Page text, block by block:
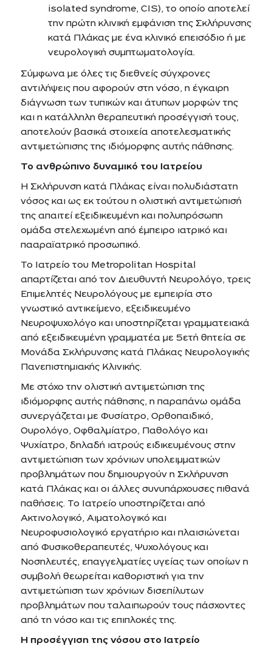
isolated syndrome, CIS), το οποίο αποτελεί
την πρώτη κλινική εμφάνιση της Σκλήρυνσης
κατά Πλάκας με ένα κλινικό επεισόδιο ή με
νευρολογική συμπτωματολογία.
Σύμφωνα με όλες τις διεθνείς σύγχρονες
αντιλήψεις που αφορούν στη νόσο, η έγκαιρη
διάγνωση των τυπικών και άτυπων μορφών της
και η κατάλληλη θεραπευτική προσέγγισή τους,
αποτελούν βασικά στοιχεία αποτελεσματικής
αντιμετώπισης της ιδιόμορφης αυτής πάθησης.
Το ανθρώπινο δυναμικό του Ιατρείου
Η Σκλήρυνση κατά Πλάκας είναι πολυδιάστατη
νόσος και ως εκ τούτου η ολιστική αντιμετώπισή
της απαιτεί εξειδικευμένη και πολυπρόσωπη
ομάδα στελεχωμένη από έμπειρο ιατρικό και
πααραϊατρικό προσωπικό.
Το Ιατρείο του Metropolitan Hospital
απαρτίζεται από τον Διευθυντή Νευρολόγο, τρεις
Επιμελητές Νευρολόγους με εμπειρία στο
γνωστικό αντικείμενο, εξειδικευμένο
Νευροψυχολόγο και υποστηρίζεται γραμματειακά
από εξειδικευμένη γραμματέα με 5ετή θητεία σε
Μονάδα Σκλήρυνσης κατά Πλάκας Νευρολογικής
Πανεπιστημιακής Κλινικής.
Με στόχο την ολιστική αντιμετώπιση της
ιδιόμορφης αυτής πάθησης, η παραπάνω ομάδα
συνεργάζεται με Φυσίατρο, Ορθοπαιδικό,
Ουρολόγο, Οφθαλμίατρο, Παθολόγο και
Ψυχίατρο, δηλαδή ιατρούς ειδικευμένους στην
αντιμετώπιση των χρόνιων υπολειμματικών
προβλημάτων που δημιουργούν η Σκλήρυνση
κατά Πλάκας και οι άλλες συνυπάρχουσες πιθανά
παθήσεις. Το Ιατρείο υποστηρίζεται από
Ακτινολογικό, Αιματολογικό και
Νευροφυσιολογικό εργατήριο και πλαισιώνεται
από Φυσικοθεραπευτές, Ψυχολόγους και
Νοσηλευτές, επαγγελματίες υγείας των οποίων η
συμβολή θεωρείται καθοριστική για την
αντιμετώπιση των χρόνιων δισεπίλυτων
προβλημάτων που ταλαιπωρούν τους πάσχοντες
από τη νόσο και τις επιπλοκές της.
Η προσέγγιση της νόσου στο Ιατρείο